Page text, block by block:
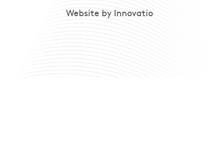
Website by Innovatio